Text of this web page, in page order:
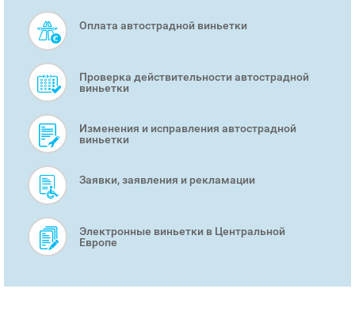
SMART
MENU
Оплата автострадной виньетки
Проверка действительности автострадной
виньетки
Изменения и исправления автострадной
виньетки
Заявки, заявления и рекламации
Электронные виньетки в Центральной
Европе